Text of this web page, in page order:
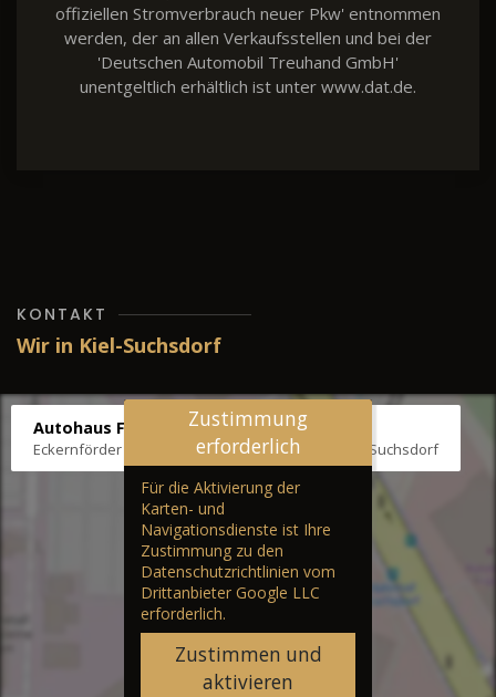
offiziellen Stromverbrauch neuer Pkw' entnommen
werden, der an allen Verkaufsstellen und bei der
'Deutschen Automobil Treuhand GmbH'
unentgeltlich erhältlich ist unter www.dat.de.
KONTAKT
Wir in Kiel-Suchsdorf
Autohaus Fräter
Eckernförder Str. /Klausbrooker Weg 1, 24107 Kiel-Suchsdorf
Zustimmung
erforderlich
Für die Aktivierung der
Karten- und
Navigationsdienste ist Ihre
Zustimmung zu den
Datenschutzrichtlinien vom
Drittanbieter Google LLC
erforderlich.
Zustimmen und
aktivieren